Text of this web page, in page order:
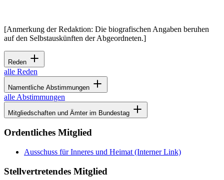
[Anmerkung der Redaktion: Die biografischen Angaben beruhen
auf den Selbstauskünften der Abgeordneten.]
Reden
alle Reden
Namentliche Abstimmungen
alle Abstimmungen
Mitgliedschaften und Ämter im Bundestag
Ordentliches Mitglied
Ausschuss für Inneres und Heimat (Interner Link)
Stellvertretendes Mitglied